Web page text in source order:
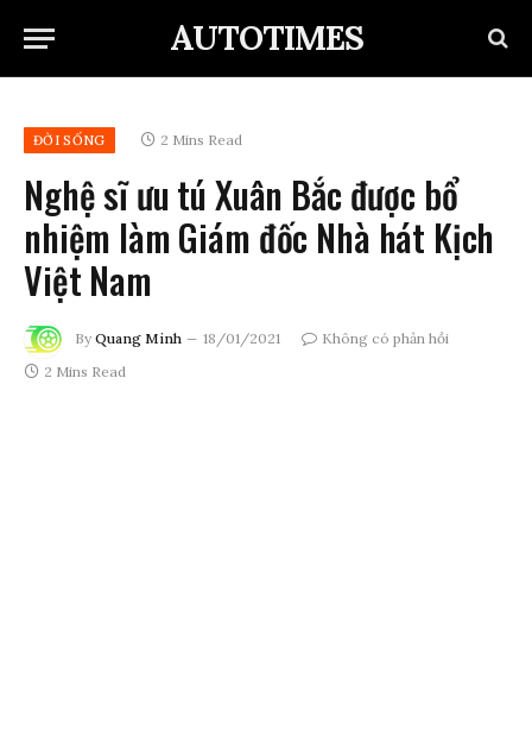
AUTOTIMES
ĐỜI SỐNG 2 Mins Read
Nghệ sĩ ưu tú Xuân Bắc được bổ
nhiệm làm Giám đốc Nhà hát Kịch
Việt Nam
By Quang Minh 18/01/2021
Không có phản hồi
2 Mins Read